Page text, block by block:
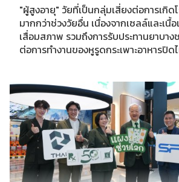
"ผู้สูงอายุ" วัยที่เป็นกลุ่มเสี่ยงต่อการเกิด
มากกว่าช่วงวัยอื่น เนื่องจากเซลล์และเนื้
เสื่อมสภาพ รวมถึงการรับประทานยาบา
ต่อการทำงานของหูรูดกระเพาะอาหารปิด